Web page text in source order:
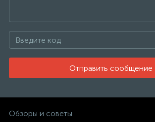
Отправить сообщение
Обзоры и советы